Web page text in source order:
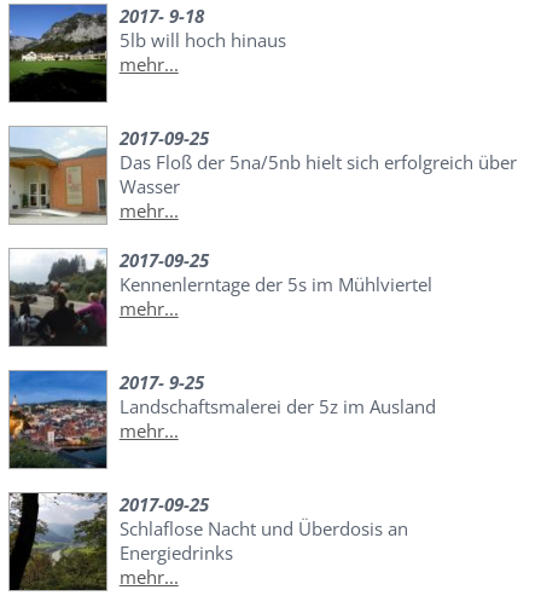
2017- 9-18
5lb will hoch hinaus
mehr...
2017-09-25
Das Floß der 5na/5nb hielt sich erfolgreich über
Wasser
mehr...
2017-09-25
Kennenlerntage der 5s im Mühlviertel
mehr...
2017- 9-25
Landschaftsmalerei der 5z im Ausland
mehr...
2017-09-25
Schlaflose Nacht und Überdosis an
Energiedrinks
mehr...